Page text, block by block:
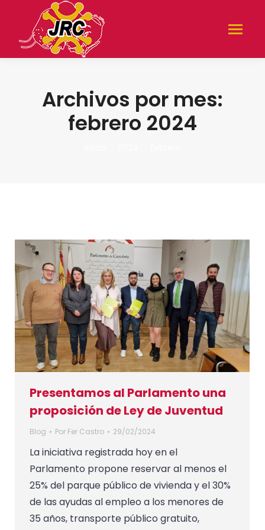
Archivos por mes:
febrero 2024
Presentamos al Parlamento una
proposición de Ley de Juventud
Blog Por Fer Castro 29/02/2024
La iniciativa registrada hoy en el
Parlamento propone reservar al menos el
25% del parque público de vivienda y el 30%
de las ayudas al empleo a los menores de
35 años, transporte público gratuito,